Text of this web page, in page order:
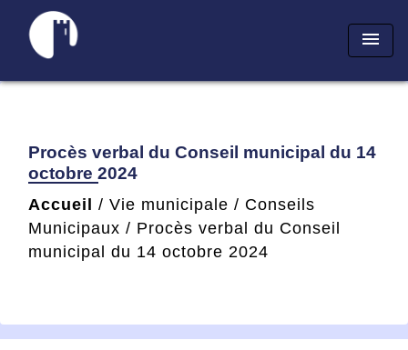
menu
Procès verbal du Conseil municipal du 14
octobre 2024
Accueil / Vie municipale / Conseils
Municipaux / Procès verbal du Conseil
municipal du 14 octobre 2024